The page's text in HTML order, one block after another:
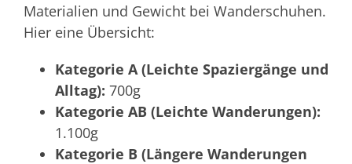
Materialien und Gewicht bei Wanderschuhen.
Hier eine Übersicht:
Kategorie A (Leichte Spaziergänge und
Alltag): 700g
Kategorie AB (Leichte Wanderungen):
1.100g
Kategorie B (Längere Wanderungen